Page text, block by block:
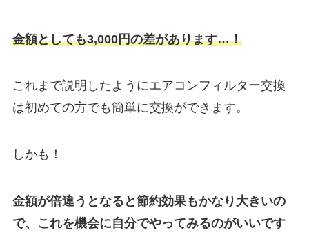
金額としても3,000円の差があります…！
これまで説明したようにエアコンフィルター交換
は初めての方でも簡単に交換ができます。
しかも！
金額が倍違うとなると節約効果もかなり大きいの
で、これを機会に自分でやってみるのがいいです